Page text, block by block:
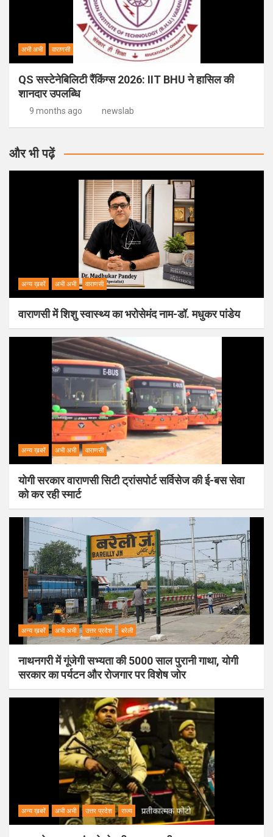
अभी अभी वाराणसी
QS सस्टेनेबिलिटी रैंकिंग्स 2026: IIT BHU ने हासिल की
शानदार उपलब्धि
9 months ago newslab
और भी पढ़ें
अन्य ख़बरें अभी अभी वाराणसी
वाराणसी में शिशु स्वास्थ्य का भरोसेमंद नाम-डॉ. मधुकर पांडेय
अन्य ख़बरें अभी अभी वाराणसी
योगी सरकार वाराणसी सिटी ट्रांसपोर्ट सर्विसेज की ई-बस सेवा
को कर रही स्मार्ट
अन्य ख़बरें अभी अभी उत्तर प्रदेश बरेली
नाथनगरी में गूंजेगी सभ्यता की 5000 साल पुरानी गाथा, योगी
सरकार का पर्यटन और रोजगार पर विशेष जोर
अन्य ख़बरें अभी अभी उत्तर प्रदेश राज्य